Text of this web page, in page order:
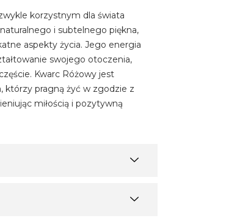
korzystnym dla świata
i subtelnego piękna,
aspekty życia. Jego energia
swojego otoczenia,
Kwarc Różowy jest
którzy pragną żyć w zgodzie z
miłością i pozytywną